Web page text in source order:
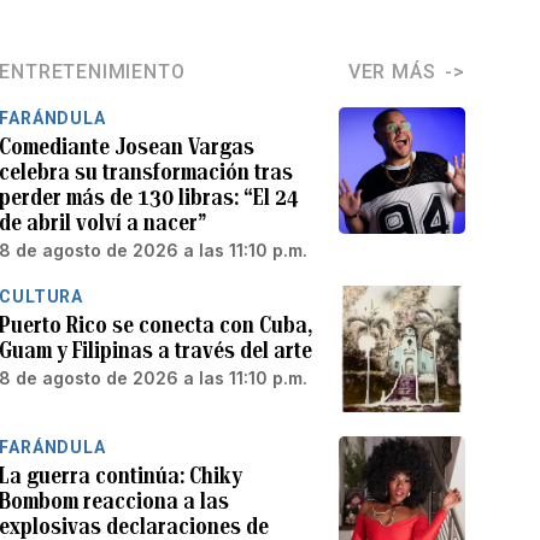
ENTRETENIMIENTO VER MÁS
FARÁNDULA
Comediante Josean Vargas
celebra su transformación tras
perder más de 130 libras: “El 24
de abril volví a nacer”
8 de agosto de 2026 a las 11:10 p.m.
CULTURA
Puerto Rico se conecta con Cuba,
Guam y Filipinas a través del arte
8 de agosto de 2026 a las 11:10 p.m.
FARÁNDULA
La guerra continúa: Chiky
Bombom reacciona a las
explosivas declaraciones de